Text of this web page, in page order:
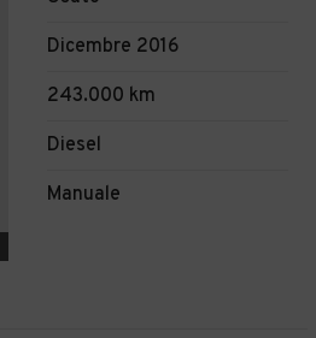
Dicembre 2016
243.000 km
Diesel
Manuale